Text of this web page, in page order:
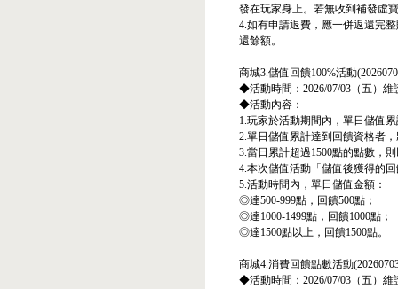
發在玩家身上。若無收到補發虛
4.如有申請退費，應一併返還完
還餘額。
商城3.儲值回饋100%活動
◆活動時間：2026/07/03（五）維
◆活動內容：
1.玩家於活動期間內，單日儲值
2.單日儲值累計達到回饋資格者
3.當日累計超過1500點的點數，
4.本次儲值活動「儲值後獲得的
5.活動時間內，單日儲值金額：
◎達500-999點，回饋500點；
◎達1000-1499點，回饋1000點；
◎達1500點以上，回饋1500點。
商城4.消費回饋點數活動
◆活動時間：2026/07/03（五）維